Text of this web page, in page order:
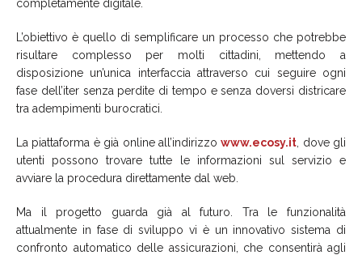
completamente digitale.
L’obiettivo è quello di semplificare un processo che potrebbe
risultare complesso per molti cittadini, mettendo a
disposizione un’unica interfaccia attraverso cui seguire ogni
fase dell’iter senza perdite di tempo e senza doversi districare
tra adempimenti burocratici.
La piattaforma è già online all’indirizzowww.ecosy.it , dove gli
utenti possono trovare tutte le informazioni sul servizio e
avviare la procedura direttamente dal web.
Ma il progetto guarda già al futuro. Tra le funzionalità
attualmente in fase di sviluppo vi è un innovativo sistema di
confronto automatico delle assicurazioni, che consentirà agli